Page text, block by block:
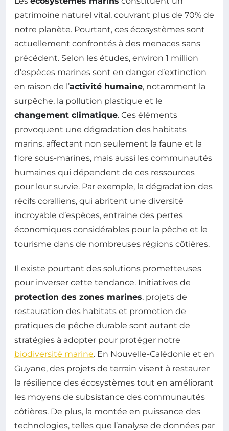
patrimoine naturel vital, couvrant plus de 70% de
notre planète. Pourtant, ces écosystèmes sont
actuellement confrontés à des menaces sans
précédent. Selon les études, environ 1 million
d’espèces marines sont en danger d’extinction
en raison de l’activité humaine, notamment la
surpêche, la pollution plastique et le
changement climatique. Ces éléments
provoquent une dégradation des habitats
marins, affectant non seulement la faune et la
flore sous-marines, mais aussi les communautés
humaines qui dépendent de ces ressources
pour leur survie. Par exemple, la dégradation des
récifs coralliens, qui abritent une diversité
incroyable d’espèces, entraine des pertes
économiques considérables pour la pêche et le
tourisme dans de nombreuses régions côtières.
Il existe pourtant des solutions prometteuses
pour inverser cette tendance. Initiatives de
protection des zones marines, projets de
restauration des habitats et promotion de
pratiques de pêche durable sont autant de
stratégies à adopter pour protéger notre
biodiversité marine. En Nouvelle-Calédonie et en
Guyane, des projets de terrain visent à restaurer
la résilience des écosystèmes tout en améliorant
les moyens de subsistance des communautés
côtières. De plus, la montée en puissance des
technologies, telles que l’analyse de données par